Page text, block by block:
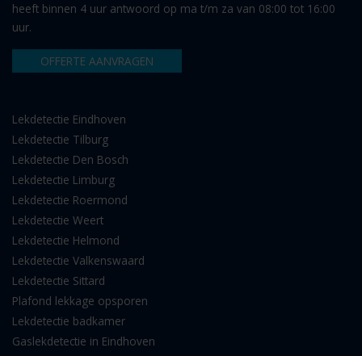
heeft binnen 4 uur antwoord op ma t/m za van 08:00 tot 16:00
uur.
OFFERTE AANVRAGEN
Lekdetectie Eindhoven
Lekdetectie Tilburg
Lekdetectie Den Bosch
Lekdetectie Limburg
Lekdetectie Roermond
Lekdetectie Weert
Lekdetectie Helmond
Lekdetectie Valkenswaard
Lekdetectie Sittard
Plafond lekkage opsporen
Lekdetectie badkamer
Gaslekdetectie in Eindhoven